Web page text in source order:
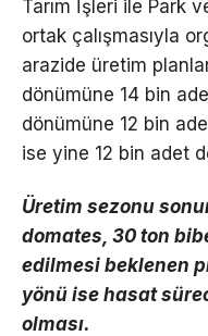
Tarım İşleri ile Park
ortak çalışmasıyla
arazide üretim
dönümüne 14 bin
dönümüne 12 bin
ise yine 12 bin adet
Üretim sezonu
domates, 30 ton
edilmesi beklenen
yönü ise hasat
olması.